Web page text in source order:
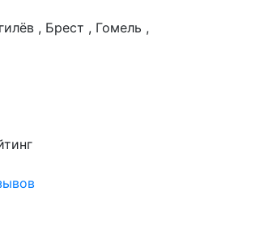
, Брест , Гомель ,